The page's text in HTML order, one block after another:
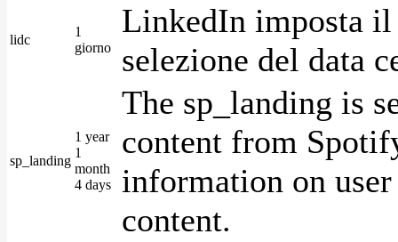
lidc
1
giorno
LinkedIn imposta
selezione del data
sp_landing
1 year
1
month
4 days
The sp_landing is
content from
information on
content.